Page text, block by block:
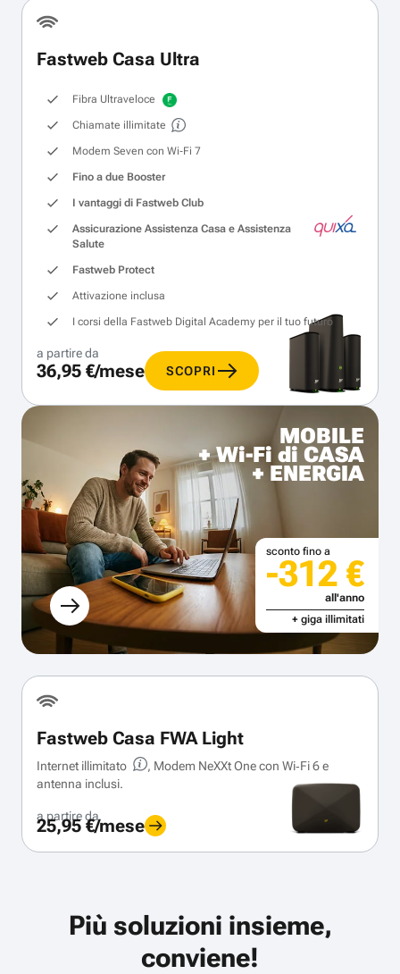
Fastweb Casa Ultra
Fibra Ultraveloce
Chiamate illimitate
Modem Seven con Wi‑Fi 7
Fino a due Booster
I vantaggi di Fastweb Club
Assicurazione Assistenza Casa e Assistenza
Salute
Fastweb Protect
Attivazione inclusa
I corsi della Fastweb Digital Academy per il tuo futuro
a partire da
36,95 €/mese SCOPRI
MOBILE
+ Wi-Fi di CASA
+ ENERGIA
sconto fino a
-312 €
all'anno
+ giga illimitati
Fastweb Casa FWA Light
Internet illimitato
, Modem NeXXt One con Wi‑Fi 6 e
antenna inclusi.
a partire da
25,95 €/mese
Più soluzioni insieme,
conviene!